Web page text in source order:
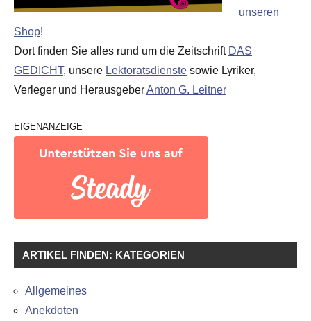
unseren
Shop!
Dort finden Sie alles rund um die Zeitschrift DAS
GEDICHT, unsere Lektoratsdienste sowie Lyriker,
Verleger und HerausgeberAnton G. Leitner
EIGENANZEIGE
ARTIKEL FINDEN: KATEGORIEN
Allgemeines
Anekdoten